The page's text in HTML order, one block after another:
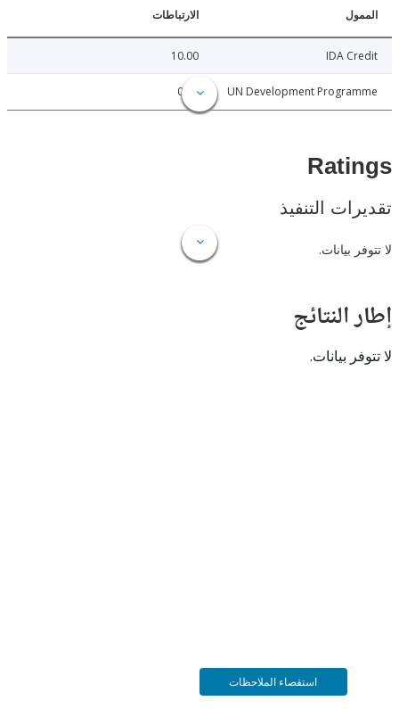
الارتباطات
IDA
UN Development
0.15
التنفيذ
بيانات.
بيانات.
استقصاء الملاحظات